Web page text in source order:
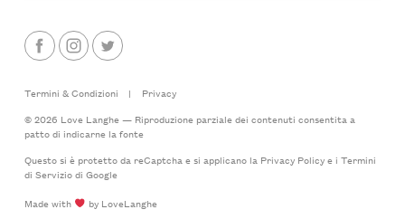
Termini & Condizioni |
Privacy
© 2026 Love Langhe — Riproduzione parziale dei contenuti consentita a
patto di indicarne la fonte
Questo si è protetto da reCaptcha e si applicano la Privacy Policye i Termini
di Serviziodi Google
Made with
by LoveLanghe